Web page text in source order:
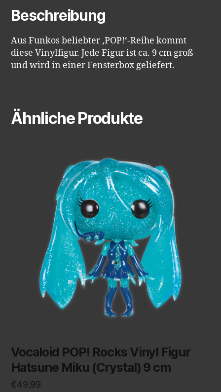
Beschreibung
Aus Funkos beliebter ‚POP!‘-Reihe kommt
diese Vinylfigur. Jede Figur ist ca. 9 cm groß
und wird in einer Fensterbox geliefert.
Ähnliche Produkte
Vocaloid POP! Rocks Vinyl Figur
Hatsune Miku (Crystal) 9 cm
€49,99